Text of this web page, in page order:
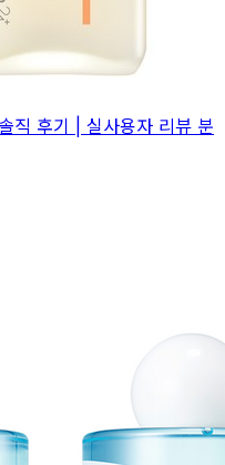
직 후기 | 실사용자 리뷰 분